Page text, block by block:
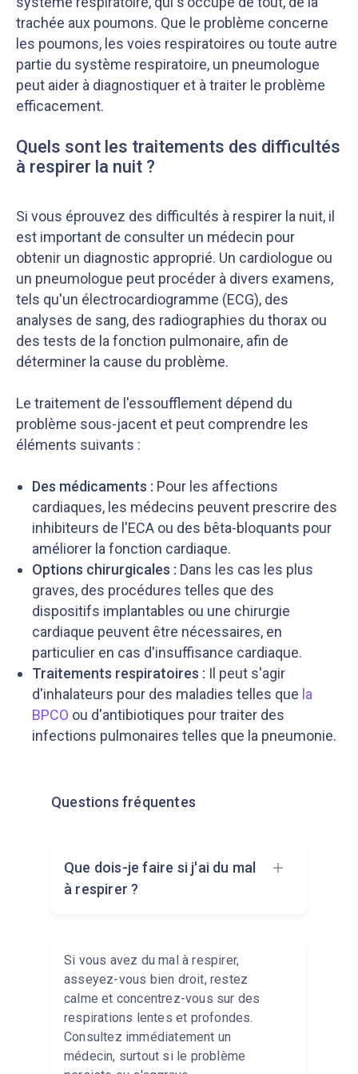
trachée aux poumons. Que le problème concerne
les poumons, les voies respiratoires ou toute autre
partie du système respiratoire, un pneumologue
peut aider à diagnostiquer et à traiter le problème
efficacement.
Quels sont les traitements des difficultés
à respirer la nuit ?
Si vous éprouvez des difficultés à respirer la nuit, il
est important de consulter un médecin pour
obtenir un diagnostic approprié. Un cardiologue ou
un pneumologue peut procéder à divers examens,
tels qu'un électrocardiogramme (ECG), des
analyses de sang, des radiographies du thorax ou
des tests de la fonction pulmonaire, afin de
déterminer la cause du problème.
Le traitement de l'essoufflement dépend du
problème sous-jacent et peut comprendre les
éléments suivants :
Des médicaments : Pour les affections
cardiaques, les médecins peuvent prescrire des
inhibiteurs de l'ECA ou des bêta-bloquants pour
améliorer la fonction cardiaque.
Options chirurgicales : Dans les cas les plus
graves, des procédures telles que des
dispositifs implantables ou une chirurgie
cardiaque peuvent être nécessaires, en
particulier en cas d'insuffisance cardiaque.
Traitements respiratoires : Il peut s'agir
d'inhalateurs pour des maladies telles que la
BPCO ou d'antibiotiques pour traiter des
infections pulmonaires telles que la pneumonie.
Questions fréquentes
Que dois-je faire si j'ai du mal
à respirer ?
Si vous avez du mal à respirer,
asseyez-vous bien droit, restez
calme et concentrez-vous sur des
respirations lentes et profondes.
Consultez immédiatement un
médecin, surtout si le problème